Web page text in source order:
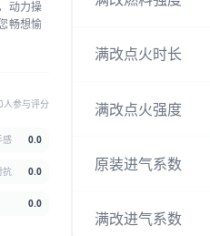
动力操
畅想愉
人参与评分
感 0.0
抗 0.0
0.0
满改点火时长
满改点火强度
原装进气系数
满改进气系数
★★★
★★★
5.0分
★★